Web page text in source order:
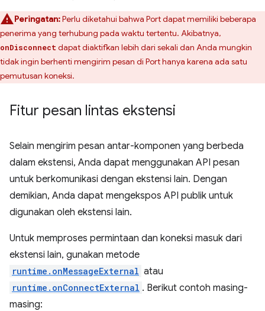
Peringatan:Perlu diketahui bahwa Port dapat memiliki beberapa
penerima yang terhubung pada waktu tertentu. Akibatnya,
onDisconnect dapat diaktifkan lebih dari sekali dan Anda mungkin
tidak ingin berhenti mengirim pesan di Port hanya karena ada satu
pemutusan koneksi.
Fitur pesan lintas ekstensi
Selain mengirim pesan antar-komponen yang berbeda
dalam ekstensi, Anda dapat menggunakan API pesan
untuk berkomunikasi dengan ekstensi lain. Dengan
demikian, Anda dapat mengekspos API publik untuk
digunakan oleh ekstensi lain.
Untuk memproses permintaan dan koneksi masuk dari
ekstensi lain, gunakan metode
runtime.onMessageExternal atau
runtime.onConnectExternal . Berikut contoh masing-
masing: